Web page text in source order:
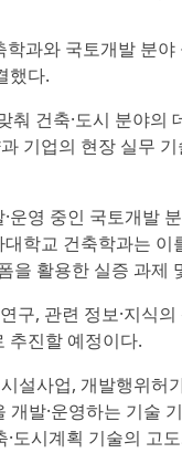
과와 국토개발 분
했다.
춰 건축·도시 분야
기업의 현장 실무
영 중인 국토개발
학교 건축학과는
을 활용한 실증 과제
구, 관련 정보·지식
추진할 예정이다.
설사업, 개발행위허
발·운영하는 기술
도시계획 기술의 고